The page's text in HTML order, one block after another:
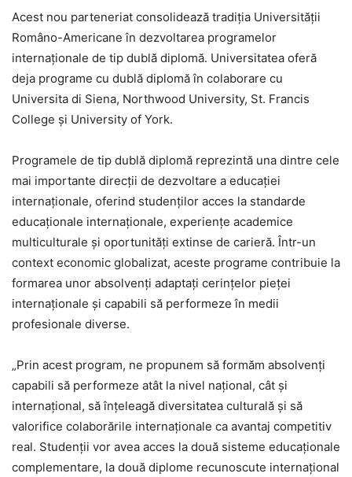
Acest nou parteneriat consolidează tradiția Universității
Româno-Americane în dezvoltarea programelor
internaționale de tip dublă diplomă. Universitatea oferă
deja programe cu dublă diplomă în colaborare cu
Universita di Siena, Northwood University, St. Francis
College și University of York.
Programele de tip dublă diplomă reprezintă una dintre cele
mai importante direcții de dezvoltare a educației
internaționale, oferind studenților acces la standarde
educaționale internaționale, experiențe academice
multiculturale și oportunități extinse de carieră. Într-un
context economic globalizat, aceste programe contribuie la
formarea unor absolvenți adaptați cerințelor pieței
internaționale și capabili să performeze în medii
profesionale diverse.
„Prin acest program, ne propunem să formăm absolvenți
capabili să performeze atât la nivel național, cât și
internațional, să înțeleagă diversitatea culturală și să
valorifice colaborările internaționale ca avantaj competitiv
real. Studenții vor avea acces la două sisteme educaționale
complementare, la două diplome recunoscute internațional